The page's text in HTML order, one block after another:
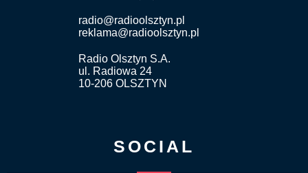
radio@radioolsztyn.pl
reklama@radioolsztyn.pl
Radio Olsztyn S.A.
ul. Radiowa 24
10-206 OLSZTYN
SOCIAL